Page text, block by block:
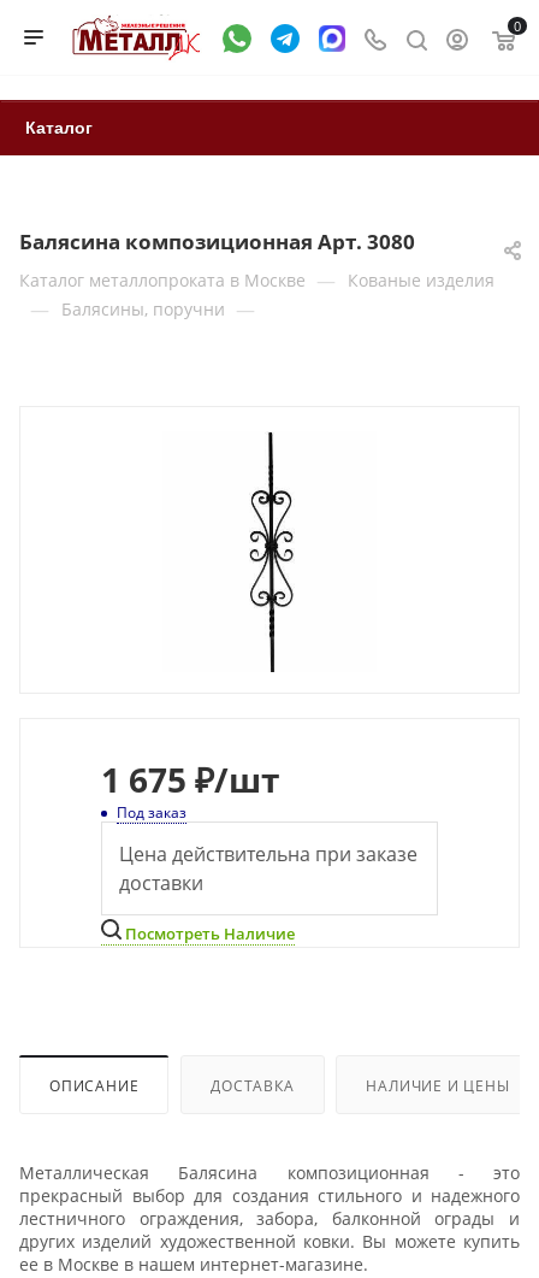
0
Каталог
Балясина композиционная Арт. 3080
Каталог металлопроката в Москве — Кованые изделия
— Балясины, поручни —
1 675 ₽/шт
Под заказ
Цена действительна при заказе
доставки
Посмотреть Наличие
ОПИСАНИЕ ДОСТАВКА НАЛИЧИЕ И ЦЕНЫ
Металлическая Балясина композиционная - это
прекрасный выбор для создания стильного и надежного
лестничного ограждения, забора, балконной ограды и
других изделий художественной ковки. Вы можете купить
ее в Москве в нашем интернет-магазине.